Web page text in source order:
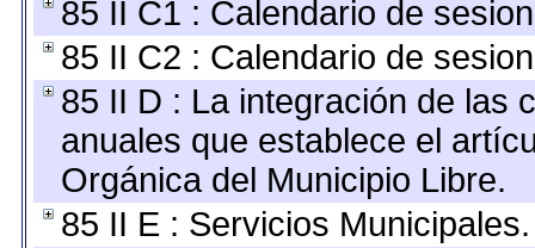
85 II C1 : Calendario de
85 II C2 : Calendario de
85 II D : La integración de las
anuales que establece el
Orgánica del Municipio Libre.
85 II E : Servicios Municipales.